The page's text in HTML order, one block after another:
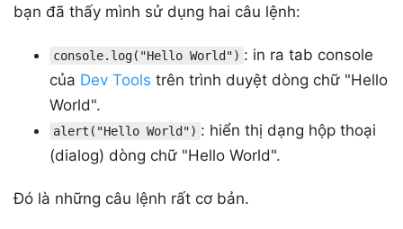
bạn đã thấy mình sử dụng hai câu lệnh:
console.log("Hello World") : in ra tab console
của Dev Tools trên trình duyệt dòng chữ "Hello
World".
alert("Hello World") : hiển thị dạng hộp thoại
(dialog) dòng chữ "Hello World".
Đó là những câu lệnh rất cơ bản.